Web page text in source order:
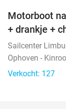
Motorboot
+ drankje +
Sailcenter
Ophoven -
Verkocht: 127